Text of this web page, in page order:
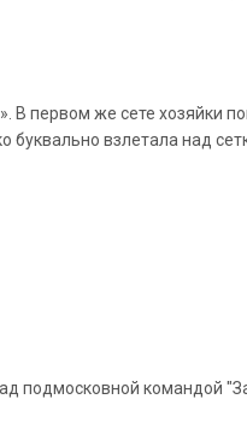
первом же сете хозяйки
взлетала над
подмосковной командой